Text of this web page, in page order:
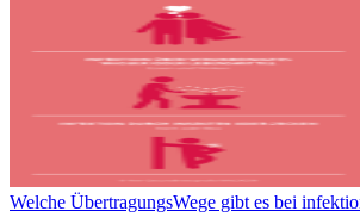
Welche ÜbertragungsWege gibt es bei